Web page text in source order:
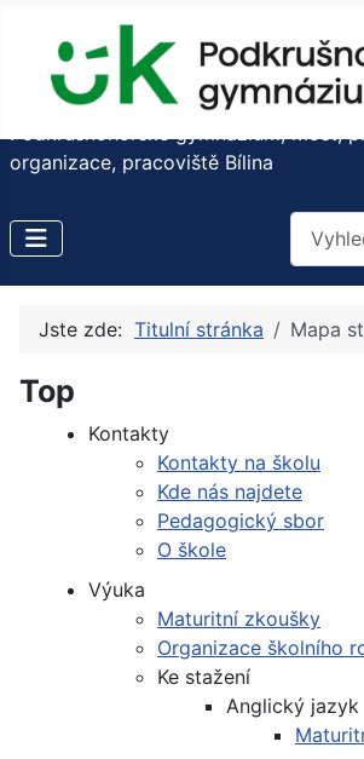
organizace, pracoviště Bílina
Hledat
Jste zde: Titulní stránka Mapa
Top
Kontakty
Kontakty na školu
Kde nás najdete
Pedagogický sbor
O škole
Výuka
Maturitní zkoušky
Organizace školního
Ke stažení
Anglický jazyk